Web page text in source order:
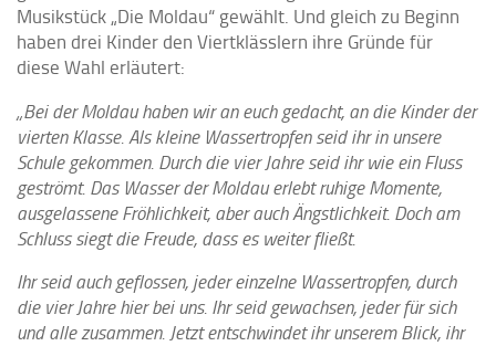
Musikstück „Die Moldau“ gewählt. Und gleich zu Beginn
haben drei Kinder den Viertklässlern ihre Gründe für
diese Wahl erläutert:
„Bei der Moldau haben wir an euch gedacht, an die Kinder der
vierten Klasse. Als kleine Wassertropfen seid ihr in unsere
Schule gekommen. Durch die vier Jahre seid ihr wie ein Fluss
geströmt. Das Wasser der Moldau erlebt ruhige Momente,
ausgelassene Fröhlichkeit, aber auch Ängstlichkeit. Doch am
Schluss siegt die Freude, dass es weiter fließt.
Ihr seid auch geflossen, jeder einzelne Wassertropfen, durch
die vier Jahre hier bei uns. Ihr seid gewachsen, jeder für sich
und alle zusammen. Jetzt entschwindet ihr unserem Blick, ihr